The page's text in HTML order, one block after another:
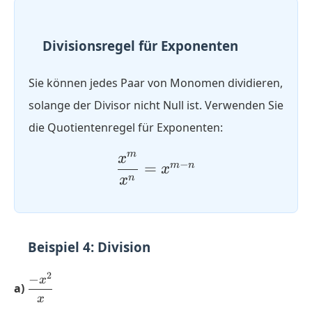
Divisionsregel für Exponenten
Sie können jedes Paar von Monomen dividieren,
solange der Divisor nicht Null ist. Verwenden Sie
die Quotientenregel für Exponenten:
\dfrac{x^m}
{x^n} =
xn
xm
= xm−n
Beispiel 4: Division
a)
\dfrac{-
x^2}
x
−x2